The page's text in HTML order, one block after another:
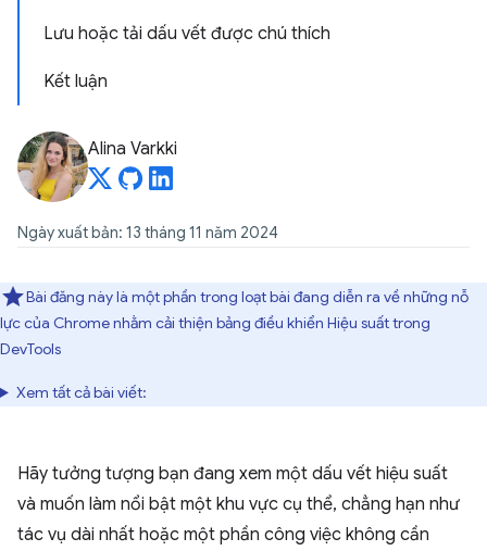
Lưu hoặc tải dấu vết được chú thích
Kết luận
Alina Varkki
Ngày xuất bản: 13 tháng 11 năm 2024
Bài đăng này là một phần trong loạt bài đang diễn ra về những nỗ
lực của Chrome nhằm cải thiện bảng điều khiển Hiệu suất trong
DevTools
Xem tất cả bài viết:
Hãy tưởng tượng bạn đang xem một dấu vết hiệu suất
và muốn làm nổi bật một khu vực cụ thể, chẳng hạn như
tác vụ dài nhất hoặc một phần công việc không cần